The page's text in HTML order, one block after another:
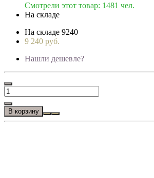
Смотрели этот товар: 1481 чел.
На складе
На складе 9240
9 240 руб.
Нашли дешевле?
В корзину